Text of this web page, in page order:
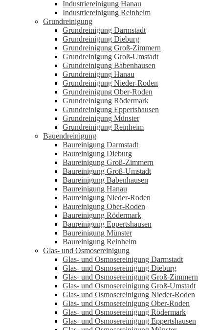
Industriereinigung Hanau
Industriereinigung Reinheim
Grundreinigung
Grundreinigung Darmstadt
Grundreinigung Dieburg
Grundreinigung Groß-Zimmern
Grundreinigung Groß-Umstadt
Grundreinigung Babenhausen
Grundreinigung Hanau
Grundreinigung Nieder-Roden
Grundreinigung Ober-Roden
Grundreinigung Rödermark
Grundreinigung Eppertshausen
Grundreinigung Münster
Grundreinigung Reinheim
Bauendreinigung
Baureinigung Darmstadt
Baureinigung Dieburg
Baureinigung Groß-Zimmern
Baureinigung Groß-Umstadt
Baureinigung Babenhausen
Baureinigung Hanau
Baureinigung Nieder-Roden
Baureinigung Ober-Roden
Baureinigung Rödermark
Baureinigung Eppertshausen
Baureinigung Münster
Baureinigung Reinheim
Glas- und Osmosereinigung
Glas- und Osmosereinigung Darmstadt
Glas- und Osmosereinigung Dieburg
Glas- und Osmosereinigung Groß-Zimmern
Glas- und Osmosereinigung Groß-Umstadt
Glas- und Osmosereinigung Nieder-Roden
Glas- und Osmosereinigung Ober-Roden
Glas- und Osmosereinigung Rödermark
Glas- und Osmosereinigung Eppertshausen